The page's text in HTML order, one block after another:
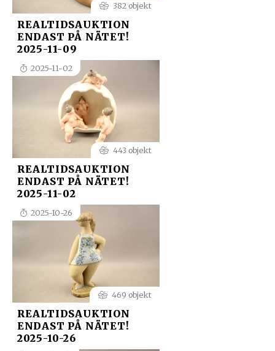
382 objekt
REALTIDSAUKTION
ENDAST PÅ NÄTET!
2025-11-09
2025-11-02
443 objekt
REALTIDSAUKTION
ENDAST PÅ NÄTET!
2025-11-02
2025-10-26
469 objekt
REALTIDSAUKTION
ENDAST PÅ NÄTET!
2025-10-26